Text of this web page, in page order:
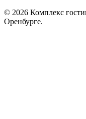
© 2026 Комплекс
Оренбурге.